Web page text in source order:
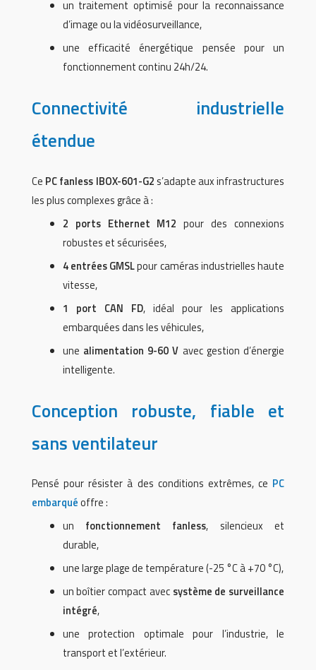
un traitement optimisé pour la reconnaissance
d’image ou la vidéosurveillance,
une efficacité énergétique pensée pour un
fonctionnement continu 24h/24.
Connectivité industrielle
étendue
Ce PC fanless IBOX-601-G2s’adapte aux infrastructures
les plus complexes grâce à :
2 ports Ethernet M12 pour des connexions
robustes et sécurisées,
4 entrées GMSLpour caméras industrielles haute
vitesse,
1 port CAN FD, idéal pour les applications
embarquées dans les véhicules,
une alimentation 9-60 V avec gestion d’énergie
intelligente.
Conception robuste, fiable et
sans ventilateur
Pensé pour résister à des conditions extrêmes, ce PC
embarquéoffre :
un fonctionnement fanless, silencieux et
durable,
une large plage de température (-25 °C à +70 °C),
un boîtier compact avec système de surveillance
intégré,
une protection optimale pour l’industrie, le
transport et l’extérieur.